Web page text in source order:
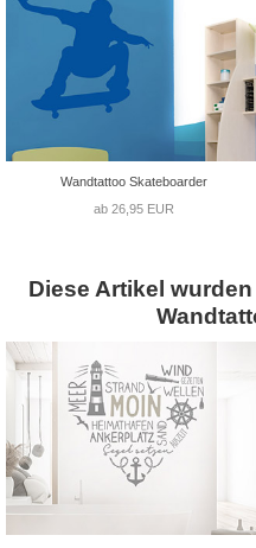
Wandtattoo Skateboarder
ab 26,95 EUR
Diese Artikel